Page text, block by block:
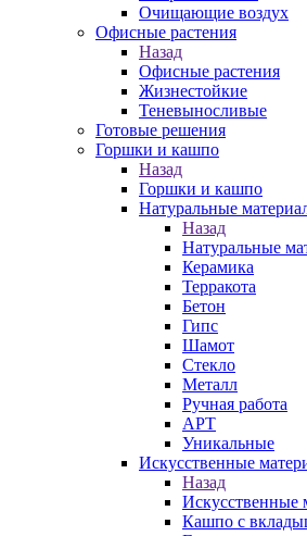
Очищающие воздух
Офисные растения
Назад
Офисные растения
Жизнестойкие
Теневыносливые
Готовые решения
Горшки и кашпо
Назад
Горшки и кашпо
Натуральные
Назад
Натуральные
Керамика
Терракота
Бетон
Гипс
Шамот
Стекло
Металл
Ручная работа
АРТ
Уникальные
Искусственные
Назад
Искусственные
Кашпо с